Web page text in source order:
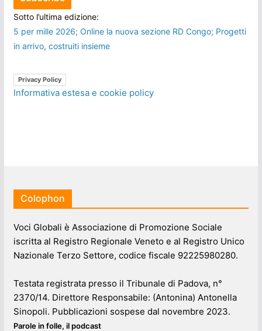
Sotto l’ultima edizione:
5 per mille 2026; Online la nuova sezione RD Congo; Progetti
in arrivo, costruiti insieme
Privacy Policy
Informativa estesa e cookie policy
Colophon
Voci Globali è Associazione di Promozione Sociale
iscritta al Registro Regionale Veneto e al Registro Unico
Nazionale Terzo Settore, codice fiscale 92225980280.
Testata registrata presso il Tribunale di Padova, n°
2370/14. Direttore Responsabile: (Antonina) Antonella
Sinopoli. Pubblicazioni sospese dal novembre 2023.
Parole in folle, il podcast